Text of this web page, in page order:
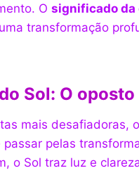
O significado da
transformação
Sol: O
mais desafiadoras, o
passar pelas
o Sol traz luz e